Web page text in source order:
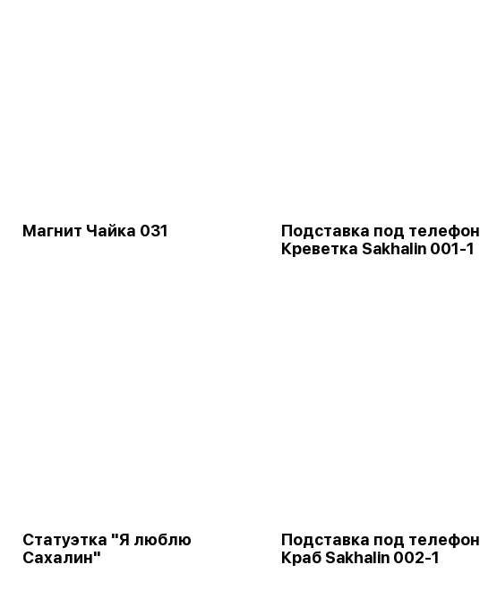
Магнит Чайка 031
Подставка под телефон
Креветка Sakhalin 001-1
Статуэтка "Я люблю
Сахалин"
Подставка под телефон
Краб Sakhalin 002-1